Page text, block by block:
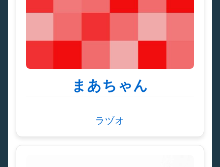
まあちゃん
ラヅオ